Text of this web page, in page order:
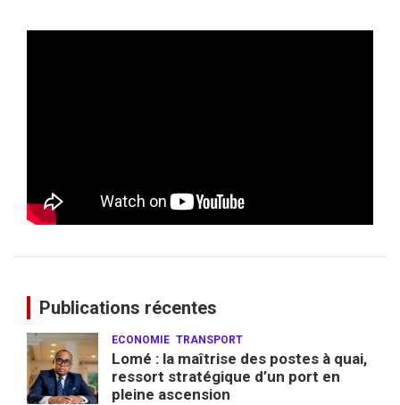
Publications récentes
ECONOMIE TRANSPORT
Lomé : la maîtrise des postes à quai,
ressort stratégique d’un port en
pleine ascension